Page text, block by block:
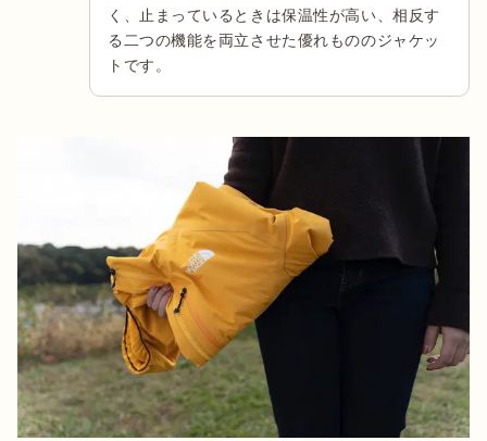
く、止まっているときは保温性が高い、相反す
る二つの機能を両立させた優れもののジャケッ
トです。